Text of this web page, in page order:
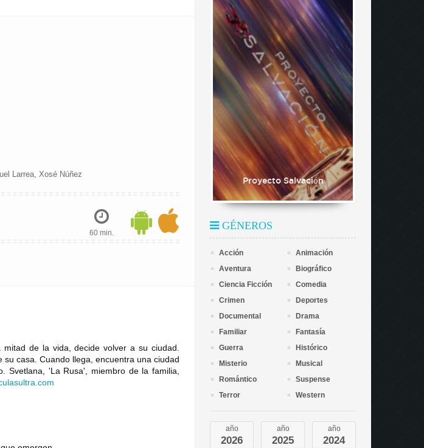
Larrea, Xosé Núñez
60 min.
de la vida, decide volver a su ciudad.
casa. Cuando llega, encuentra una ciudad
Svetlana, 'La Rusa', miembro de la familia,
com
Proyecto Salvación
GÉNEROS
Acción
Animación
Aventura
Biográfico
Ciencia Ficción
Comedia
Crimen
Deportes
Documental
Drama
Familiar
Fantasía
Guerra
Histórico
Misterio
Musical
Romántico
Suspense
Terror
Western
año
2026
año
2025
año
2024